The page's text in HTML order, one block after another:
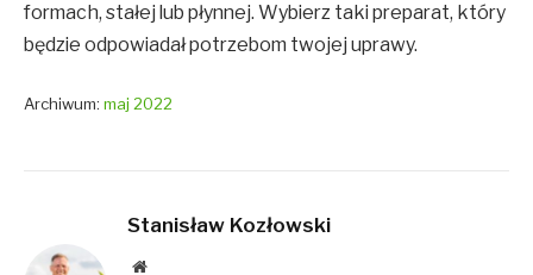
formach, stałej lub płynnej. Wybierz taki preparat, który
będzie odpowiadał potrzebom twojej uprawy.
Archiwum: maj 2022
Stanisław Kozłowski
Website